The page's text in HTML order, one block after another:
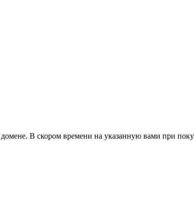
В скором времени на указанную вами при